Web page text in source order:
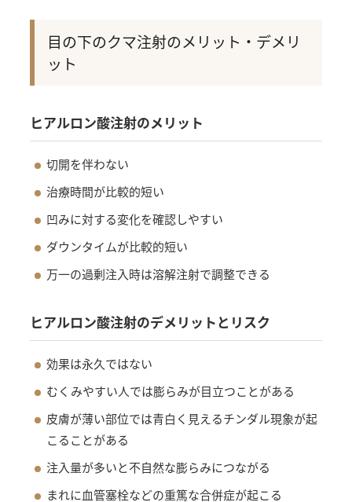
目の下のクマ注射のメリット・デメリ
ット
ヒアルロン酸注射のメリット
切開を伴わない
治療時間が比較的短い
凹みに対する変化を確認しやすい
ダウンタイムが比較的短い
万一の過剰注入時は溶解注射で調整できる
ヒアルロン酸注射のデメリットとリスク
効果は永久ではない
むくみやすい人では膨らみが目立つことがある
皮膚が薄い部位では青白く見えるチンダル現象が起
こることがある
注入量が多いと不自然な膨らみにつながる
まれに血管塞栓などの重篤な合併症が起こる